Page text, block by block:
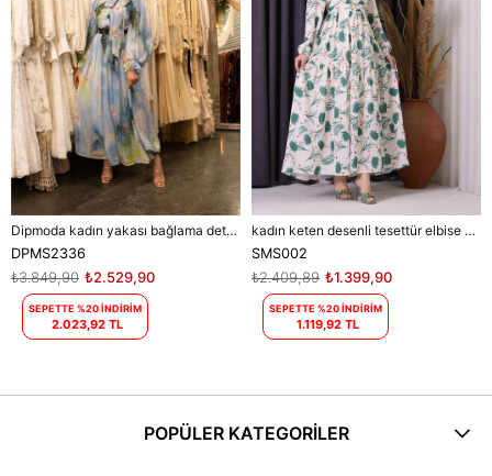
Dipmoda kadın yakası bağlama detaylı tesettür şifon elbise DPMS2336
DPMS2336
₺2.529,90
₺3.849,90
SEPETTE %20 İNDİRİM
2.023,92 TL
kadın keten desenli tesettür elbise SMS002 - Bej
SMS002
₺1.399,90
₺2.409,89
SEPETTE %20 İNDİRİM
1.119,92 TL
POPÜLER KATEGORİLER